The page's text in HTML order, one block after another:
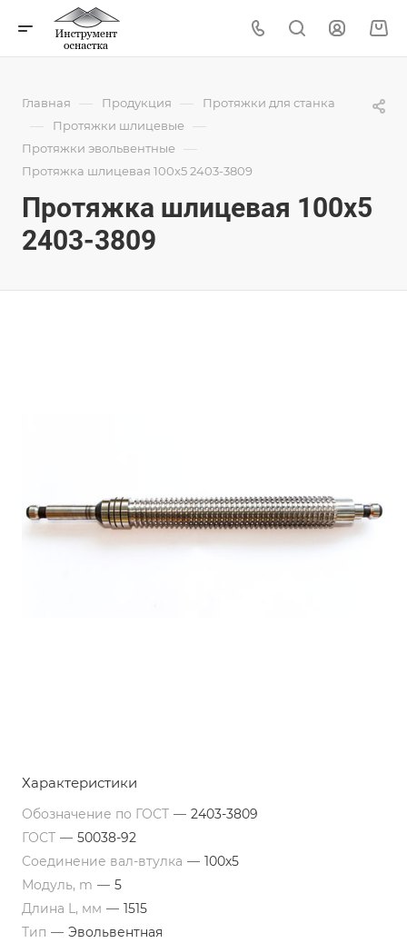
Главная — Продукция — Протяжки для станка
— Протяжки шлицевые —
Протяжки эвольвентные —
Протяжка шлицевая 100x5 2403-3809
Протяжка шлицевая 100x5
2403-3809
Характеристики
Обозначение по ГОСТ — 2403-3809
ГОСТ — 50038-92
Соединение вал-втулка — 100х5
Модуль, m — 5
Длина L, мм — 1515
Тип — Эвольвентная